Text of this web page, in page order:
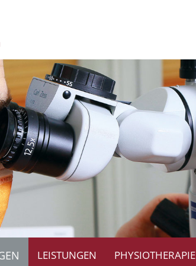
LEISTUNGEN PHYSIOTHERAPIE